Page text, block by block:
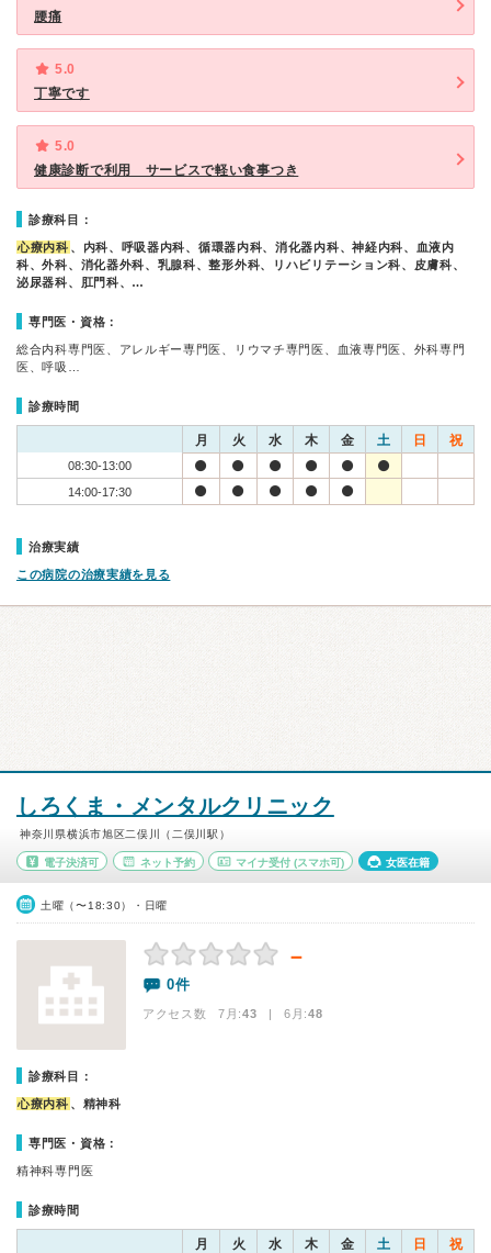
腰痛
5.0
丁寧です
5.0
健康診断で利用 サービスで軽い食事つき
診療科目：
心療内科 、内科、呼吸器内科、循環器内科、消化器内科、神経内科、血液内
科、外科、消化器外科、乳腺科、整形外科、リハビリテーション科、皮膚科、
泌尿器科、肛門科、…
専門医・資格：
総合内科専門医、アレルギー専門医、リウマチ専門医、血液専門医、外科専門
医、呼吸…
診療時間
月 火 水 木 金 土 日 祝
08:30-13:00
14:00-17:30
治療実績
この病院の治療実績を見る
しろくま・メンタルクリニック
神奈川県横浜市旭区二俣川（二俣川駅）
電子決済可 ネット予約 マイナ受付 (スマホ可) 女医在籍
土曜（〜18:30）・日曜
－
0件
アクセス数 7月:43 | 6月:48
診療科目：
心療内科 、精神科
専門医・資格：
精神科専門医
診療時間
月 火 水 木 金 土 日 祝